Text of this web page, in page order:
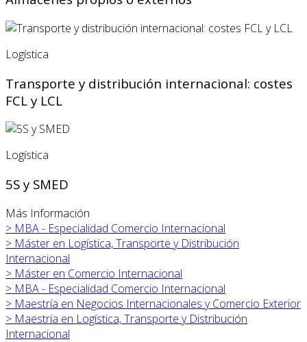
Logística
Transporte y distribución internacional: costes
FCL y LCL
Logística
5S y SMED
Más Información
> MBA - Especialidad Comercio Internacional
> Máster en Logística, Transporte y Distribución
Internacional
> Máster en Comercio Internacional
> MBA - Especialidad Comercio Internacional
> Maestría en Negocios Internacionales y Comercio Exterior
> Maestría en Logística, Transporte y Distribución
Internacional